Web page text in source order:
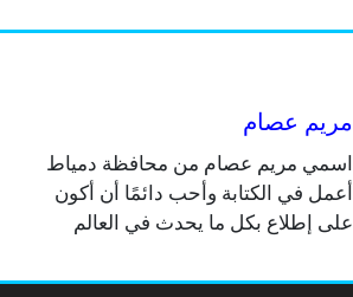
مريم عصام
اسمي مريم عصام من محافظة دمياط
أعمل في الكتابة وأحب دائمًا أن أكون
على إطلاع بكل ما يحدث في العالم